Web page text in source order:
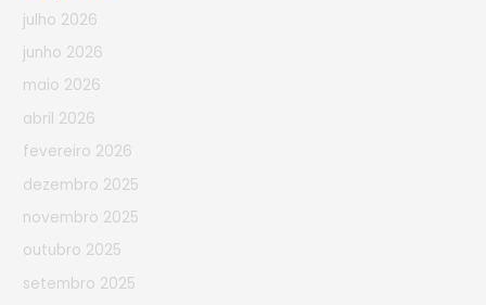
julho 2026
junho 2026
maio 2026
abril 2026
fevereiro 2026
dezembro 2025
novembro 2025
outubro 2025
setembro 2025